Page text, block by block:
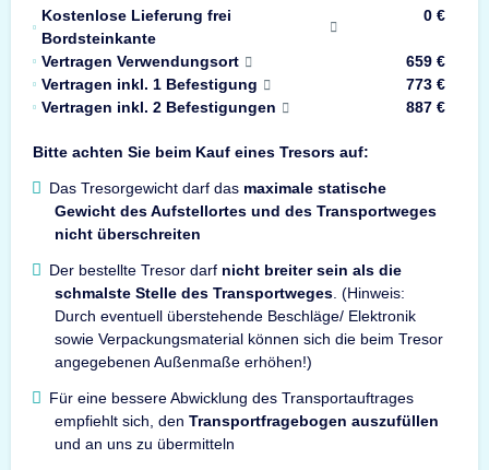
Kostenlose Lieferung frei
Bordsteinkante
0 €
Vertragen Verwendungsort
659 €
Vertragen inkl. 1 Befestigung
773 €
Vertragen inkl. 2 Befestigungen
887 €
Bitte achten Sie beim Kauf eines Tresors auf:
Das Tresorgewicht darf das maximale statische
Gewicht des Aufstellortes und des Transportweges
nicht überschreiten
Der bestellte Tresor darf nicht breiter sein als die
schmalste Stelle des Transportweges. (Hinweis:
Durch eventuell überstehende Beschläge/ Elektronik
sowie Verpackungsmaterial können sich die beim Tresor
angegebenen Außenmaße erhöhen!)
Für eine bessere Abwicklung des Transportauftrages
empfiehlt sich, den Transportfragebogen auszufüllen
und an uns zu übermitteln